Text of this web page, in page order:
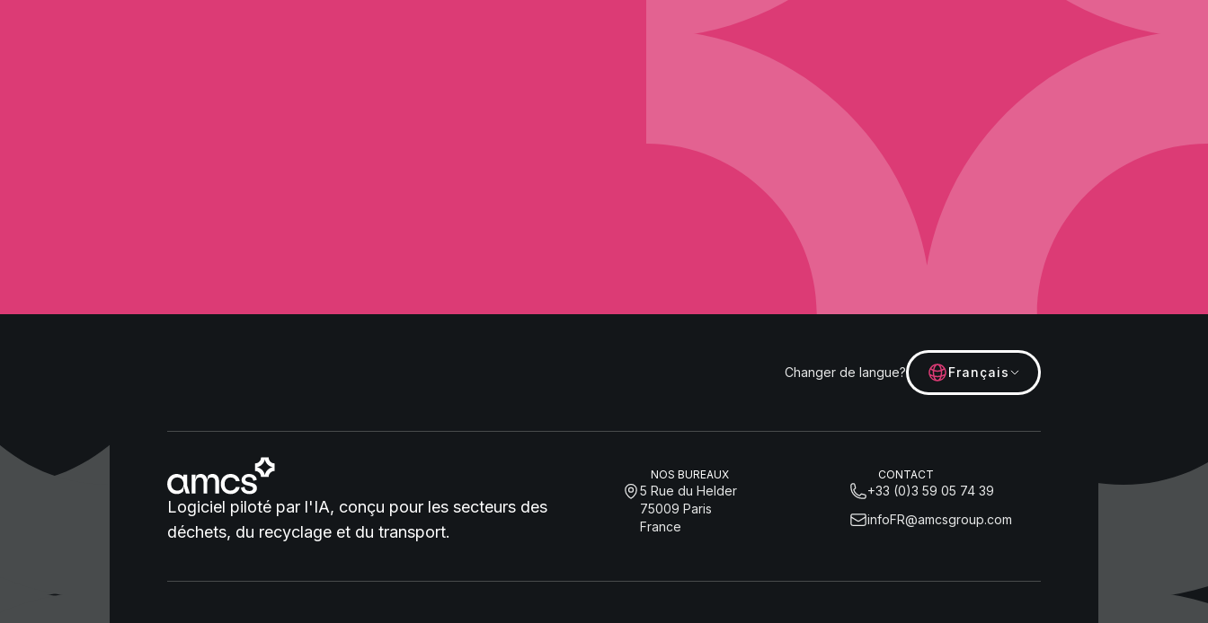
Changer de langue? Français
Logiciel piloté par l'IA, conçu pour les secteurs des
déchets, du recyclage et du transport.
NOS BUREAUX
5 Rue du Helder
75009 Paris
France
CONTACT
+33 (0)3 59 05 74 39
infoFR@amcsgroup.com